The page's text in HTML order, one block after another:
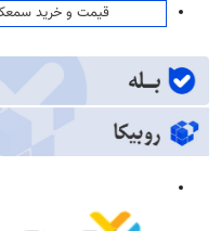
قیمت و خرید